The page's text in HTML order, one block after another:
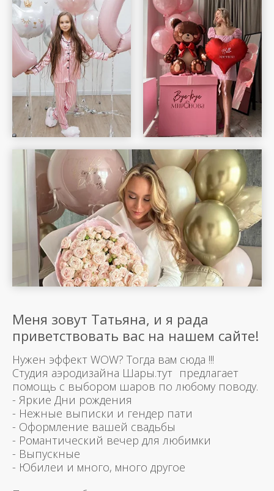
Меня зовут Татьяна, и я рада
приветствовать вас на нашем сайте!
Нужен эффект WOW? Тогда вам сюда !!!
Студия аэродизайна Шары.тут предлагает
помощь с выбором шаров по любому поводу.
- Яркие Дни рождения
- Нежные выписки и гендер пати
- Оформление вашей свадьбы
- Романтический вечер для любимки
- Выпускные
- Юбилеи и много, много другое